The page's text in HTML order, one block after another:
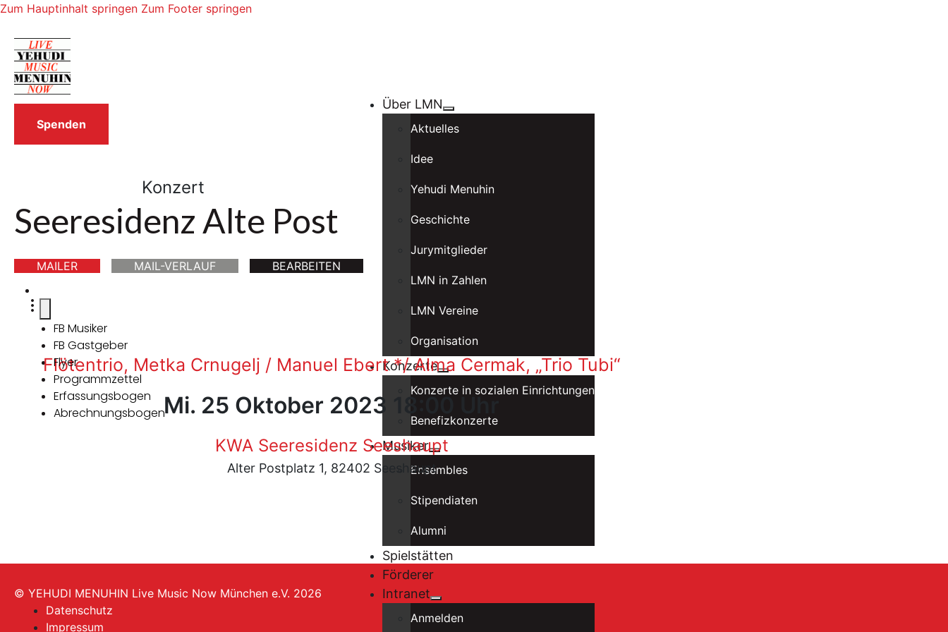
Zum Hauptinhalt springen Zum Footer springen
Über LMN
Aktuelles
Idee
Yehudi Menuhin
Geschichte
Jurymitglieder
LMN in Zahlen
LMN Vereine
Organisation
Konzerte
Konzerte in sozialen Einrichtungen
Benefizkonzerte
Musiker
Ensembles
Stipendiaten
Alumni
Spielstätten
Förderer
Intranet
Anmelden
Spenden
Konzert
Seeresidenz Alte Post
MAILER MAIL-VERLAUF BEARBEITEN
FB Musiker
FB Gastgeber
Flyer
Programmzettel
Erfassungsbogen
Abrechnungsbogen
Flötentrio, Metka Crnugelj / Manuel Ebert */ Alma Cermak, „Trio Tubi“
Mi. 25 Oktober 2023 18:00 Uhr
KWA Seeresidenz Seeshaupt
Alter Postplatz 1, 82402 Seeshaupt
© YEHUDI MENUHIN Live Music Now München e.V. 2026
Datenschutz
Impressum